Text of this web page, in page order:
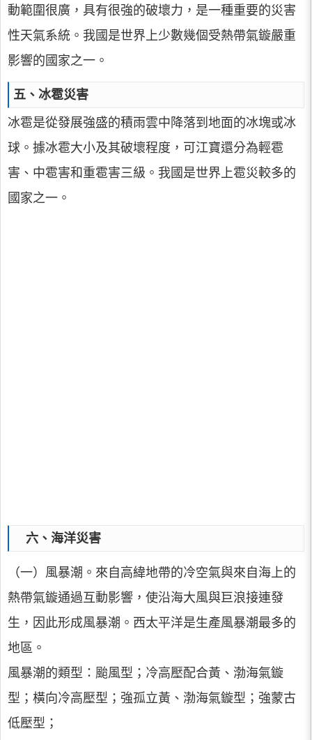
動範圍很廣，具有很強的破壞力，是一種重要的災害
性天氣系統。我國是世界上少數幾個受熱帶氣鏇嚴重
影響的國家之一。
五、冰雹災害
冰雹是從發展強盛的積雨雲中降落到地面的冰塊或冰
球。據冰雹大小及其破壞程度，可江寶還分為輕雹
害、中雹害和重雹害三級。我國是世界上雹災較多的
國家之一。
六、海洋災害
（一）風暴潮。來自高緯地帶的冷空氣與來自海上的
熱帶氣鏇通過互動影響，使沿海大風與巨浪接連發
生，因此形成風暴潮。西太平洋是生產風暴潮最多的
地區。
風暴潮的類型：颱風型；冷高壓配合黃、渤海氣鏇
型；橫向冷高壓型；強孤立黃、渤海氣鏇型；強蒙古
低壓型；